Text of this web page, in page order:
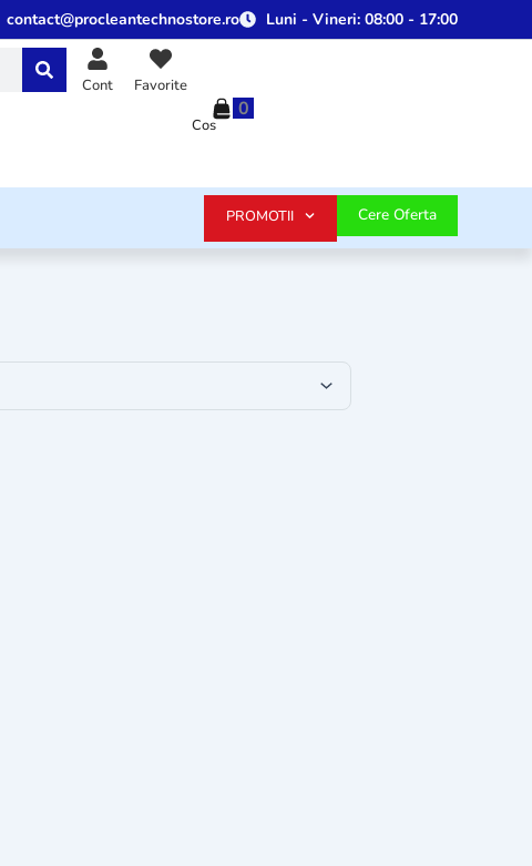
contact@procleantechnostore.ro Luni - Vineri:08:00 - 17:00
Cont Favorite
0
Cos
Cere Oferta
PROMOTII